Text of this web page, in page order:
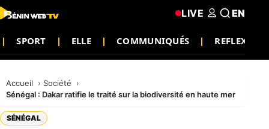
SPORT ELLE COMMUNIQUÉS REFLEXION
LIVE EN
Accueil
Société
Sénégal : Dakar ratifie le traité sur la biodiversité en haute mer
SÉNÉGAL